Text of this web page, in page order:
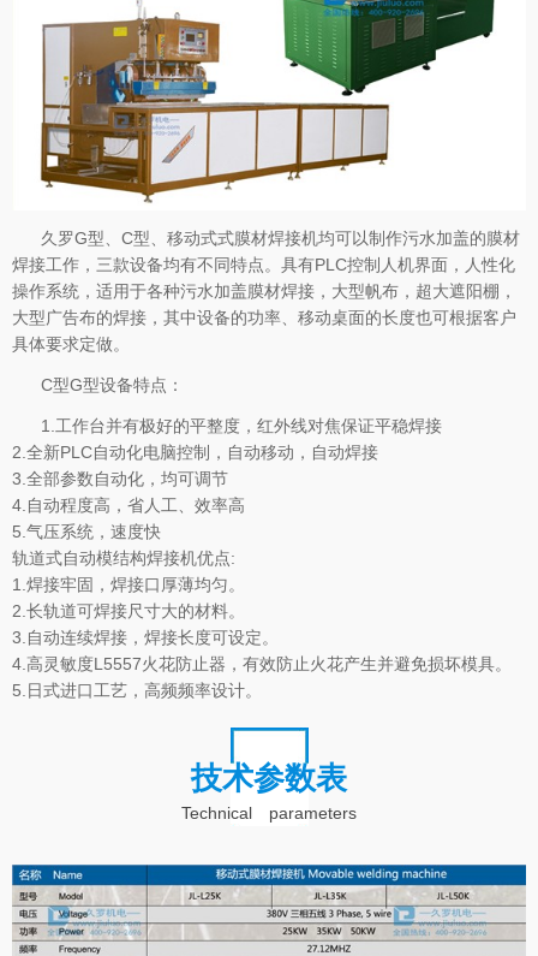
久罗G型、C型、移动式式膜材焊接机均可以制作污水加盖的膜材
焊接工作，三款设备均有不同特点。具有PLC控制人机界面，人性化
操作系统，适用于各种污水加盖膜材焊接，大型帆布，超大遮阳棚，
大型广告布的焊接，其中设备的功率、移动桌面的长度也可根据客户
具体要求定做。
C型G型设备特点：
1.工作台并有极好的平整度，红外线对焦保证平稳焊接
2.全新PLC自动化电脑控制，自动移动，自动焊接
3.全部参数自动化，均可调节
4.自动程度高，省人工、效率高
5.气压系统，速度快
轨道式自动模结构焊接机优点:
1.焊接牢固，焊接口厚薄均匀。
2.长轨道可焊接尺寸大的材料。
3.自动连续焊接，焊接长度可设定。
4.高灵敏度L5557火花防止器，有效防止火花产生并避免损坏模具。
5.日式进口工艺，高频频率设计。
技术参数表
Technical parameters